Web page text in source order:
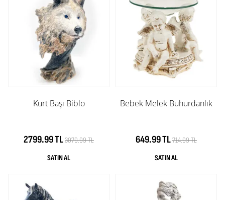
Kurt Başı Biblo
2799.99 TL3079.99 TL
Bebek Melek Buhurdanlık
649.99 TL714.99 TL